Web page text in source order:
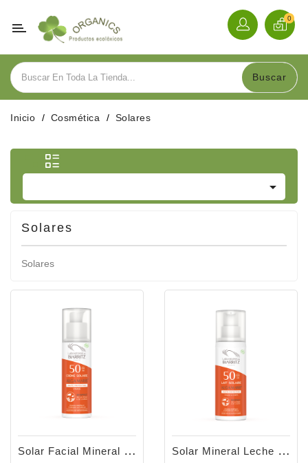
Categoría
Bebidas
Herbolario
Cosmética
Y
Nosotros
0
Buscar
Inicio Cosmética Solares

Solares
Solares
Solar Facial Mineral SPF50 50ml Solar Mineral Leche SPF50 100ml